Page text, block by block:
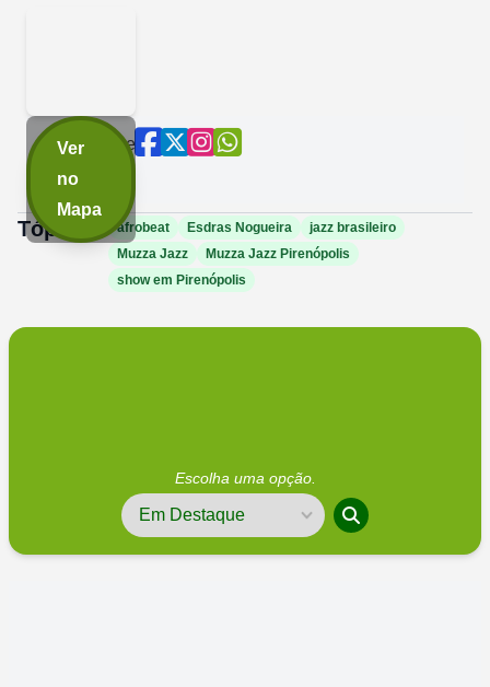
Ver
no
Mapa
Compartilhe
Tópicos: afrobeat Esdras Nogueira
jazz brasileiro
Muzza Jazz
Muzza Jazz Pirenópolis
show em Pirenópolis
Escolha uma opção.